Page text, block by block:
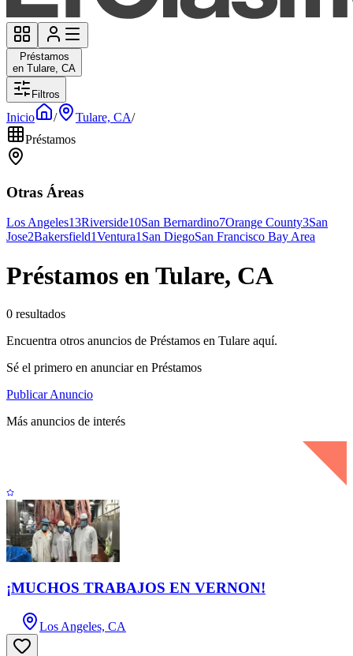
Préstamos
en Tulare, CA
Filtros
Inicio / Tulare, CA/
Préstamos
Otras Áreas
Los Angeles13Riverside10San Bernardino7Orange County3San
Jose2Bakersfield1Ventura1San DiegoSan Francisco Bay Area
Préstamos en Tulare, CA
0 resultados
Encuentra otros anuncios de Préstamos en Tulare aquí.
Sé el primero en anunciar en Préstamos
Publicar Anuncio
Más anuncios de interés
¡MUCHOS TRABAJOS EN VERNON!
Los Angeles, CA